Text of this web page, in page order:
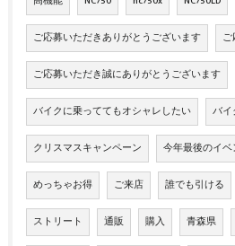
ご応募いただきありがとうございます
ご応募いただき誠にありがとうございます
バイクに乗っててもオシャレしたい バ
クリスマスキャンペーン 今年最後のイベ
めっちゃお得 ご来店 誰でも引ける
ストリート 通販 購入 青森県